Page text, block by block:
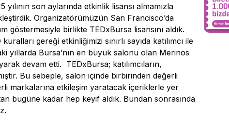
son aylarında etkinlik lisansı almamızla
Organizatörümüzün San Francisco’da
göstermesiyle birlikte TEDxBursa lisansını aldık.
gereği etkinliğimizi sınırlı sayıda katılımcı ile
yıllarda Bursa’nın en büyük salonu olan Merinos
devam etti. TEDxBursa; katılımcıların,
Bu sebeple, salon içinde birbirinden değerli
markalarına etkileşim yaratacak içeriklerle yer
bugüne kadar hep keyif aldık. Bundan sonrasında